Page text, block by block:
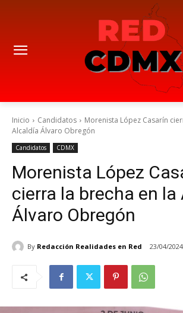
Inicio Candidatos
Morenista López Casarín
Alcaldía Álvaro Obregón
Candidatos CDMX
Morenista López
cierra la brecha en la
Álvaro Obregón
By Redacción Realidades en Red 23/04/2024